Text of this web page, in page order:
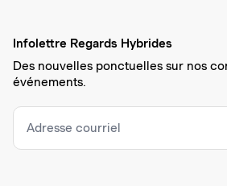
Infolettre Regards Hybrides
Des nouvelles ponctuelles sur nos
événements.